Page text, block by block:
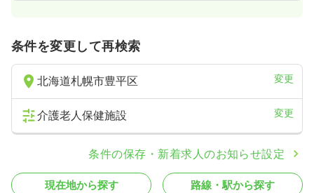
条件を変更して再検索
北海道札幌市豊平区 変更
介護老人保健施設 変更
条件の保存・新着求人のお知らせ設定
現在地から探す 路線・駅から探す